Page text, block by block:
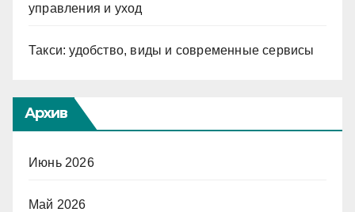
управления и уход
Такси: удобство, виды и современные сервисы
Архив
Июнь 2026
Май 2026